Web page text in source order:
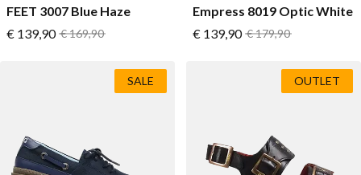
FEET 3007 Blue Haze
Vanaf
€ 139,90 Normale prijs
€ 169,90
Empress 8019 Optic White
Vanaf
€ 139,90 Normale prijs
€ 179,90
SALE OUTLET